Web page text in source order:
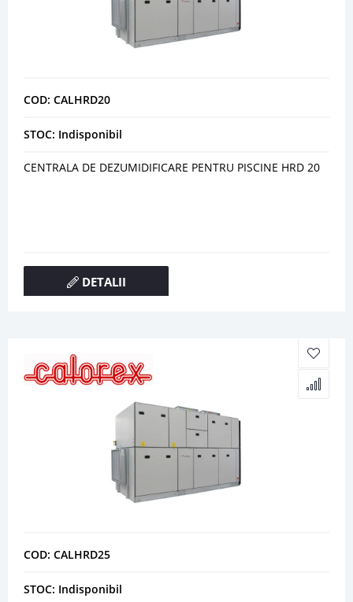
COD: CALHRD20
STOC: Indisponibil
CENTRALA DE DEZUMIDIFICARE PENTRU PISCINE HRD 20
DETALII
COD: CALHRD25
STOC: Indisponibil